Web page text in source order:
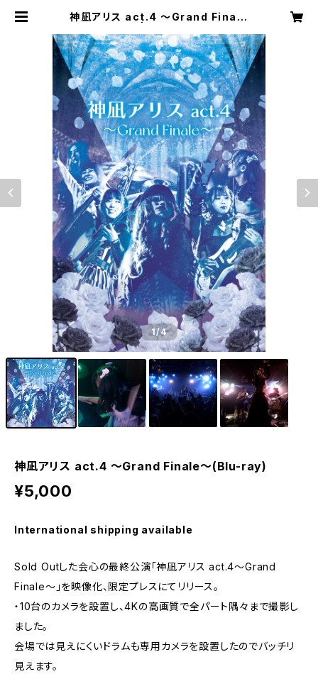
神凪アリス act.4 ～Grand Finale
ト
1/4
神凪アリス act.4 ～Grand Finale～(Blu-ray)
¥5,000
International shipping available
Sold Outした会心の最終公演「神凪アリス act.4～Grand
Finale～」を映像化、限定プレスにてリリース。
・10台のカメラを設置し、4Kの高画質で全パート隅々まで撮影し
ました。
会場では見えにくいドラムも専用カメラを設置したのでバッチリ
見えます。